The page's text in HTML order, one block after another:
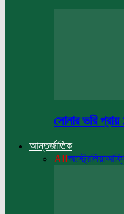
সোনার ভরি
আন্তর্জাতিক
Allঅস্ট্রেলিয়া